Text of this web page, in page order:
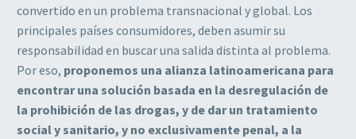
convertido en un problema transnacional yglobal. Los
principales países consumidores, deben asumirsu
responsabilidad en buscar una salida distinta al problema.
Por eso, proponemos una alianza latinoamericana para
encontrar una solución basada en la desregulación de
la prohibición de las drogas, y de dar un tratamiento
social y sanitario, y no exclusivamente penal, a la